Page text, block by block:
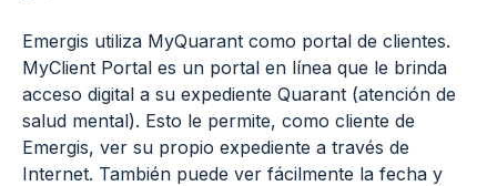
Emergis utiliza MyQuarant como portal de clientes.
MyClient Portal es un portal en línea que le brinda
acceso digital a su expediente Quarant (atención de
salud mental). Esto le permite, como cliente de
Emergis, ver su propio expediente a través de
Internet. También puede ver fácilmente la fecha y